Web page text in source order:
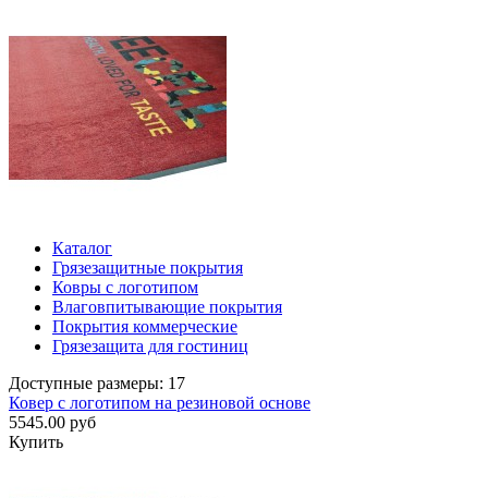
Каталог
Грязезащитные покрытия
Ковры с логотипом
Влаговпитывающие покрытия
Покрытия коммерческие
Грязезащита для гостиниц
Доступные размеры: 17
Ковер с логотипом на резиновой основе
5545.00 руб
Купить